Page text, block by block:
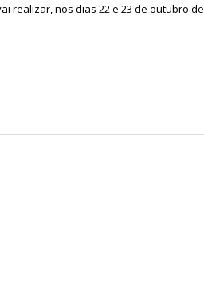
realizar, nos dias 22 e 23 de outubro de